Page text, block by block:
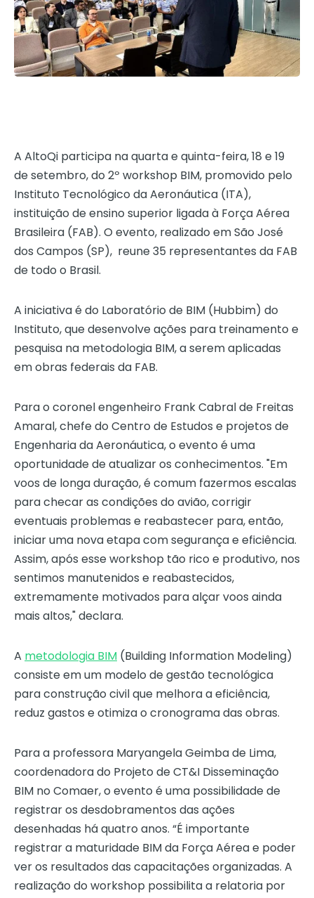
A AltoQi participa na quarta e quinta-feira, 18 e 19
de setembro, do 2º workshop BIM, promovido pelo
Instituto Tecnológico da Aeronáutica (ITA),
instituição de ensino superior ligada à Força Aérea
Brasileira (FAB). O evento, realizado em São José
dos Campos (SP), reune 35 representantes da FAB
de todo o Brasil.
A iniciativa é do Laboratório de BIM (Hubbim) do
Instituto, que desenvolve ações para treinamento e
pesquisa na metodologia BIM, a serem aplicadas
em obras federais da FAB.
Para o coronel engenheiro Frank Cabral de Freitas
Amaral, chefe do Centro de Estudos e projetos de
Engenharia da Aeronáutica, o evento é uma
oportunidade de atualizar os conhecimentos. "Em
voos de longa duração, é comum fazermos escalas
para checar as condições do avião, corrigir
eventuais problemas e reabastecer para, então,
iniciar uma nova etapa com segurança e eficiência.
Assim, após esse workshop tão rico e produtivo, nos
sentimos manutenidos e reabastecidos,
extremamente motivados para alçar voos ainda
mais altos," declara.
A metodologia BIM (Building Information Modeling)
consiste em um modelo de gestão tecnológica
para construção civil que melhora a eficiência,
reduz gastos e otimiza o cronograma das obras.
Para a professora Maryangela Geimba de Lima,
coordenadora do Projeto de CT&I Disseminação
BIM no Comaer, o evento é uma possibilidade de
registrar os desdobramentos das ações
desenhadas há quatro anos. “É importante
registrar a maturidade BIM da Força Aérea e poder
ver os resultados das capacitações organizadas. A
realização do workshop possibilita a relatoria por